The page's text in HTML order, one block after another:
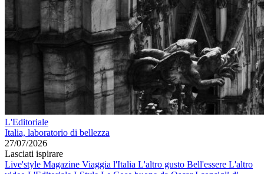
L'Editoriale
Italia, laboratorio di bellezza
27/07/2026
Lasciati ispirare
Live'style Magazine Viaggia l'Italia L'altro gusto Bell'essere L'altro